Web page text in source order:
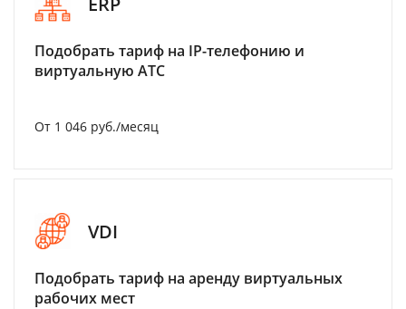
Подобрать тариф на IP-телефонию и
виртуальную АТС
От 1 046 руб./месяц
VDI
Подобрать тариф на аренду виртуальных
рабочих мест